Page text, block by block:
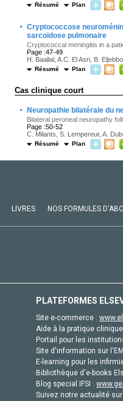
Résumé Plan
· Cryptococcose
sarcoïdose pulmonaire
Cryptococcal meningitis in a
Page :47-49
H. Baallal, A.C. El Asri, B.
Résumé Plan
Cas clinique court
· Neuropathie bilatérale du
Bilateral peroneal neuropathy
Page :50-52
C. Milants, S. Lempereur, A.
Résumé Plan
LIVRES NOS FORMULES
PLATEFORMES
Site e-commerce :
Aide à la pratique
Portail pour les
Site d'information sur
E-learning pour les
Bibliothèque d'e-books
Blog special IFSI :
Suivez notre actualité